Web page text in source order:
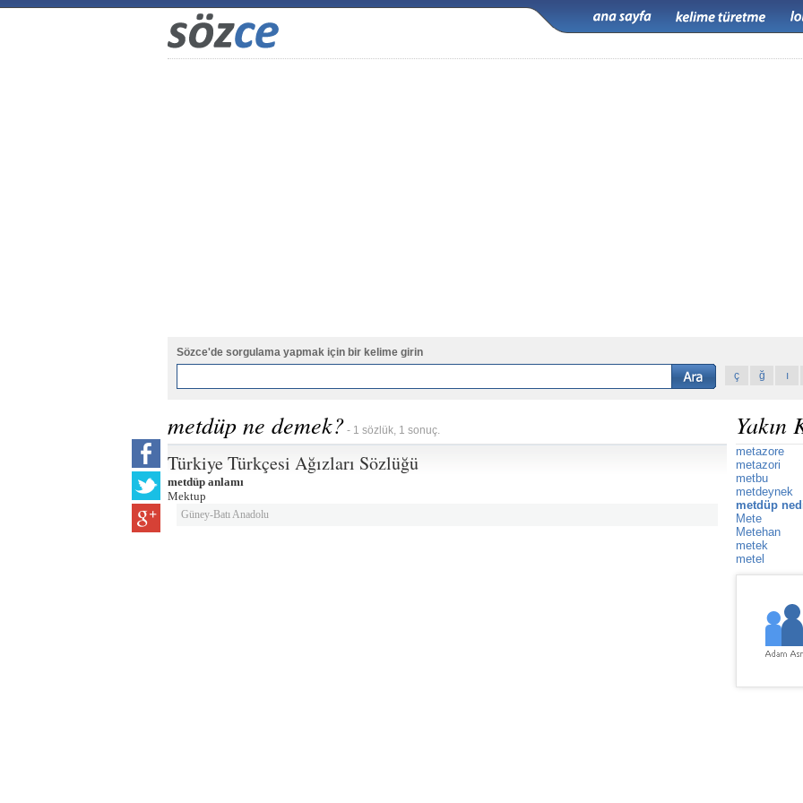
Sözce'de sorgulama yapmak için bir kelime girin
ç
ğ ı
metdüp ne demek? - 1 sözlük, 1 sonuç.
Türkiye Türkçesi Ağızları Sözlüğü
metdüp anlamı
Mektup
Güney-Batı Anadolu
Yakın
metazore
metazori
metbu
metdeynek
metdüp
Mete
Metehan
metek
metel